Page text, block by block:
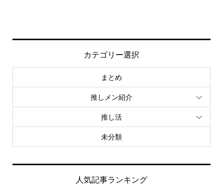
カテゴリー選択
まとめ
推しメン紹介
推し活
未分類
人気記事ランキング